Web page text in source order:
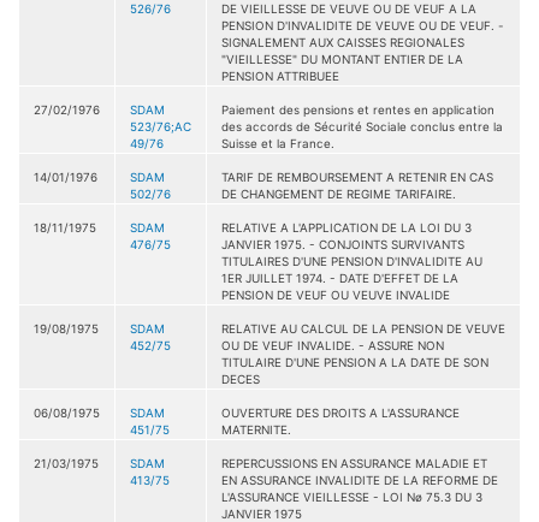
526/76
DE VIEILLESSE DE VEUVE OU DE VEUF A LA
PENSION D'INVALIDITE DE VEUVE OU DE VEUF. -
SIGNALEMENT AUX CAISSES REGIONALES
"VIEILLESSE" DU MONTANT ENTIER DE LA
PENSION ATTRIBUEE
27/02/1976
SDAM
523/76;AC
49/76
Paiement des pensions et rentes en application
des accords de Sécurité Sociale conclus entre la
Suisse et la France.
14/01/1976
SDAM
502/76
TARIF DE REMBOURSEMENT A RETENIR EN CAS
DE CHANGEMENT DE REGIME TARIFAIRE.
18/11/1975
SDAM
476/75
RELATIVE A L'APPLICATION DE LA LOI DU 3
JANVIER 1975. - CONJOINTS SURVIVANTS
TITULAIRES D'UNE PENSION D'INVALIDITE AU
1ER JUILLET 1974. - DATE D'EFFET DE LA
PENSION DE VEUF OU VEUVE INVALIDE
19/08/1975
SDAM
452/75
RELATIVE AU CALCUL DE LA PENSION DE VEUVE
OU DE VEUF INVALIDE. - ASSURE NON
TITULAIRE D'UNE PENSION A LA DATE DE SON
DECES
06/08/1975
SDAM
451/75
OUVERTURE DES DROITS A L'ASSURANCE
MATERNITE.
21/03/1975
SDAM
413/75
REPERCUSSIONS EN ASSURANCE MALADIE ET
EN ASSURANCE INVALIDITE DE LA REFORME DE
L'ASSURANCE VIEILLESSE - LOI Nø 75.3 DU 3
JANVIER 1975